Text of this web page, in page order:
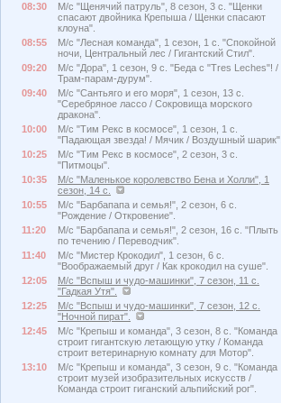
08:30
М/с "Щенячий патруль", 8 сезон, 3 с. "Щенки
спасают двойника Крепыша / Щенки спасают
клоуна".
08:55
М/с "Лесная команда", 1 сезон, 1 с. "Спокойной
ночи, Центральный лес / Гигантский Стил".
09:20
М/с "Дора", 1 сезон, 9 с. "Беда с "Tres Leches"! /
Трам-парам-дурум".
09:40
М/с "Сантьяго и его моря", 1 сезон, 13 с.
"Cеребряное лассо / Сокровища морского
дракона".
10:00
М/с "Тим Рекс в космосе", 1 сезон, 1 с.
"Падающая звезда! / Мячик / Воздушный шарик".
10:25
М/с "Тим Рекс в космосе", 2 сезон, 3 с.
"Питмоцы".
10:35
М/с "Маленькое королевство Бена и Холли", 1
сезон, 14 с.
10:55
М/с "Барбапапа и семья!", 2 сезон, 6 с.
"Рождение / Откровение".
11:20
М/с "Барбапапа и семья!", 2 сезон, 16 с. "Плыть
по течению / Переводчик".
11:40
М/с "Мистер Крокодил", 1 сезон, 6 с.
"Воображаемый друг / Как крокодил на суше".
12:05
М/с "Вспыш и чудо-машинки", 7 сезон, 11 с.
"Гадкая Утя".
12:25
М/с "Вспыш и чудо-машинки", 7 сезон, 12 с.
"Ночной пират".
12:45
М/с "Крепыш и команда", 3 сезон, 8 с. "Команда
строит гигантскую летающую утку / Команда
строит ветеринарную комнату для Мотор".
13:10
М/с "Крепыш и команда", 3 сезон, 9 с. "Команда
строит музей изобразительных искусств /
Команда строит гиганский альпийский рог".